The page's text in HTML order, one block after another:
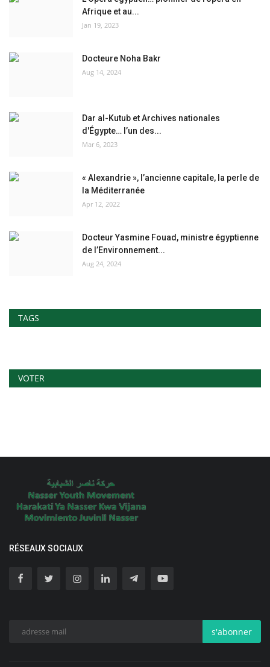
Afrique et au...
Jan 19, 2023
Docteure Noha Bakr
Aug 14, 2024
Dar al-Kutub et Archives nationales
d'Égypte… l’un des...
Mar 6, 2023
« Alexandrie », l’ancienne capitale, la perle de
la Méditerranée
Apr 12, 2022
Docteur Yasmine Fouad, ministre égyptienne
de l’Environnement...
Aug 24, 2024
TAGS
VOTER
RÉSEAUX SOCIAUX
s'abonner